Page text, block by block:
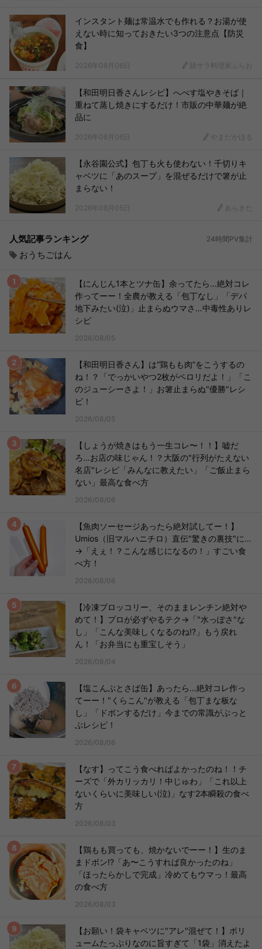
インスタント麺は常温水でも作れる？お湯が使
えない時に知っておきたい3つの注意点【防災
食】
2026年08月06日 脱サラ料理家ふらお
【和田明日香さんレシピ】へべす塩やきそば｜
重ねて蒸し焼きにするだけ！市販の中華麺が絶
品に
2026年08月06日 やまだかほる
【永谷園公式】包丁も火も使わない！千切りキ
ャベツに「あのスープ」を混ぜるだけで箸が止
まらない！
2026年08月05日 あらきた
人気記事ランキング 24時間PV集計
おうちごはん
【にんじん1本とツナ缶】余ってたら…絶対コレ
作ってーー！全農が教える「包丁なし」「デパ
地下みたい(泣)」止まらぬウマさ…中毒性ありレ
シピ
2026/08/05
【和田明日香さん】は“鶏もも肉”をこうするの
ね！？「でっかいやつ2枚がペロリだよ！」「こ
のジューシーさよ！」お箸止まらぬ"優勝"レシ
ピ！
2026/08/05
【しょうが焼きはもう一生コレ〜！！】嘘だ
ろ…お店の味じゃん！？大阪の"行列がたえない
名店"レシピ「みんなに教えたい」「ご飯止まら
ない」最高な食べ方
2026/08/06
【魚肉ソーセージあったら絶対試してー！】
Umios（旧マルハニチロ）直伝"驚きの裏技"に…
→「えぇ！？こんな感じになるの！」すごい食
べ方！
2026/08/06
【冷凍ブロッコリー、そのままレンチン絶対や
めて！】プロが必ずやるテク→「"水っぽさ"な
し」「こんな美味しくなるのね!?」もう戻れ
ん！「お弁当にも重宝しそう」
2026/08/04
【塩こんぶとさば缶】あったら…絶対コレ作っ
てーー！"くらこん"が教える「包丁まな板な
し」「ドボンするだけ」今までの常識がぶっと
ぶレシピ！
2026/08/06
【なす】ってこう食べればよかったのね！！チ
ーズで「外カリッカリ！中じゅわ」「これ以上
ないくらいに美味しい(泣)」なす2本瞬殺の食べ
方
2026/08/03
【鶏もも買っても、焼かないでーー！】生のま
まドボン!?「あ〜こうすれば良かったのね」
「ほったらかしで完成」冷めてもウマっ！最高
の食べ方
2026/08/03
【お願い！袋キャベツに"アレ"混ぜて！】ボリ
ュームたっぷりなのに旨すぎて「1袋」消えたよ